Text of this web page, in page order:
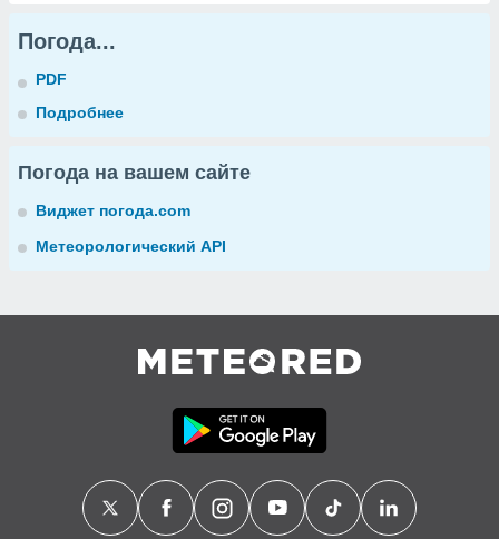
Погода...
PDF
Подробнее
Погода на вашем сайте
Виджет погода.com
Метеорологический API